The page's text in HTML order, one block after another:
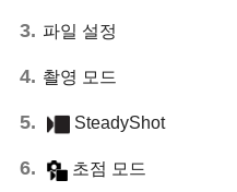
파일 설정
촬영 모드
SteadyShot
초점 모드